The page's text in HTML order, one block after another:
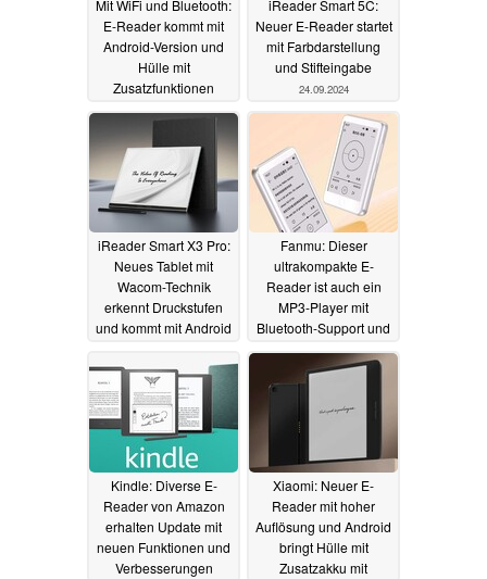
Mit WiFi und Bluetooth:
E-Reader kommt mit
Android-Version und
Hülle mit
Zusatzfunktionen
23.09.2025
iReader Smart 5C:
Neuer E-Reader startet
mit Farbdarstellung
und Stifteingabe
24.09.2024
iReader Smart X3 Pro:
Neues Tablet mit
Wacom-Technik
erkennt Druckstufen
und kommt mit Android
Fanmu: Dieser
ultrakompakte E-
Reader ist auch ein
MP3-Player mit
Bluetooth-Support und
ab sofort erhältlich
14.01.2024
Kindle: Diverse E-
Reader von Amazon
erhalten Update mit
neuen Funktionen und
Verbesserungen
Xiaomi: Neuer E-
Reader mit hoher
Auflösung und Android
bringt Hülle mit
Zusatzakku mit